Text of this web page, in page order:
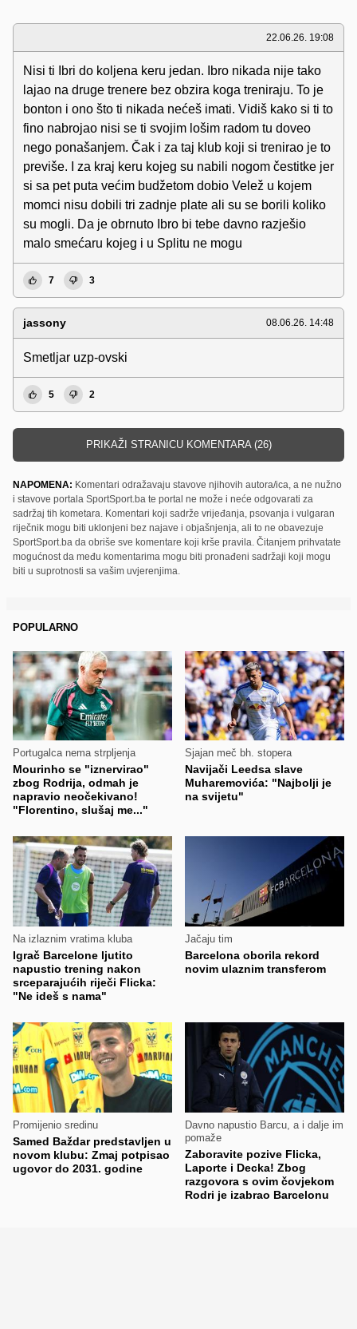
22.06.26. 19:08
Nisi ti Ibri do koljena keru jedan. Ibro nikada nije tako
lajao na druge trenere bez obzira koga treniraju. To je
bonton i ono što ti nikada nećeš imati. Vidiš kako si ti to
fino nabrojao nisi se ti svojim lošim radom tu doveo
nego ponašanjem. Čak i za taj klub koji si trenirao je to
previše. I za kraj keru kojeg su nabili nogom čestitke jer
si sa pet puta većim budžetom dobio Velež u kojem
momci nisu dobili tri zadnje plate ali su se borili koliko
su mogli. Da je obrnuto Ibro bi tebe davno razješio
malo smećaru kojeg i u Splitu ne mogu
7 3
jassony 08.06.26. 14:48
Smetljar uzp-ovski
5 2
PRIKAŽI STRANICU KOMENTARA (26)
NAPOMENA: Komentari odražavaju stavove njihovih autora/ica, a ne nužno
i stavove portala SportSport.ba te portal ne može i neće odgovarati za
sadržaj tih kometara. Komentari koji sadrže vrijeđanja, psovanja i vulgaran
riječnik mogu biti uklonjeni bez najave i objašnjenja, ali to ne obavezuje
SportSport.ba da obriše sve komentare koji krše pravila. Čitanjem prihvatate
mogućnost da među komentarima mogu biti pronađeni sadržaji koji mogu
biti u suprotnosti sa vašim uvjerenjima.
POPULARNO
Portugalca nema strpljenja
Mourinho se "iznervirao"
zbog Rodrija, odmah je
napravio neočekivano!
"Florentino, slušaj me..."
Sjajan meč bh. stopera
Navijači Leedsa slave
Muharemovića: "Najbolji je
na svijetu"
Na izlaznim vratima kluba
Igrač Barcelone ljutito
napustio trening nakon
srceparajućih riječi Flicka:
"Ne ideš s nama"
Jačaju tim
Barcelona oborila rekord
novim ulaznim transferom
Promijenio sredinu
Samed Baždar predstavljen u
novom klubu: Zmaj potpisao
ugovor do 2031. godine
Davno napustio Barcu, a i dalje im
pomaže
Zaboravite pozive Flicka,
Laporte i Decka! Zbog
razgovora s ovim čovjekom
Rodri je izabrao Barcelonu